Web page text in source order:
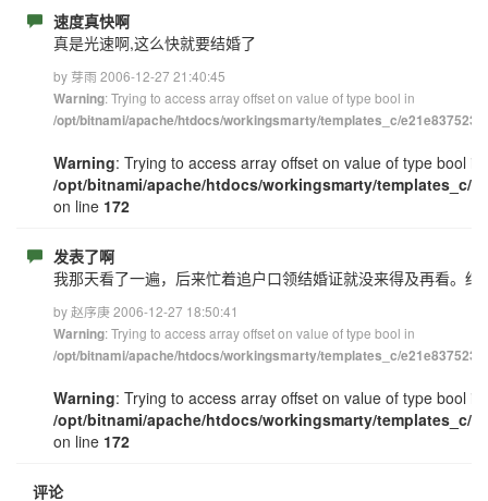
速度真快啊
真是光速啊,这么快就要结婚了
by 芽雨 2006-12-27 21:40:45
Warning: Trying to access array offset on value of type bool in
/opt/bitnami/apache/htdocs/workingsmarty/templates_c/
Warning: Trying to access array offset on value of type bool in
/opt/bitnami/apache/htdocs/workingsmarty/templates_c/
on line 172
发表了啊
我那天看了一遍，后来忙着追户口领结婚证就没来得及再看。
by 赵序庚 2006-12-27 18:50:41
Warning: Trying to access array offset on value of type bool in
/opt/bitnami/apache/htdocs/workingsmarty/templates_c/
Warning: Trying to access array offset on value of type bool in
/opt/bitnami/apache/htdocs/workingsmarty/templates_c/
on line 172
评论